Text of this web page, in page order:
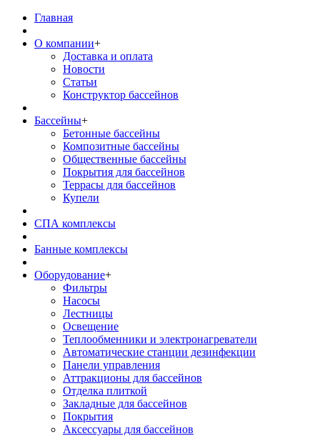
Главная
О компании+
Доставка и оплата
Новости
Статьи
Конструктор бассейнов
Бассейны+
Бетонные бассейны
Композитные бассейны
Общественные бассейны
Покрытия для бассейнов
Террасы для бассейнов
Купели
СПА комплексы
Банные комплексы
Оборудование+
Фильтры
Насосы
Лестницы
Освещение
Теплообменники и электронагреватели
Автоматические станции дезинфекции
Панели управления
Аттракционы для бассейнов
Отделка плиткой
Закладные для бассейнов
Покрытия
Аксессуары для бассейнов